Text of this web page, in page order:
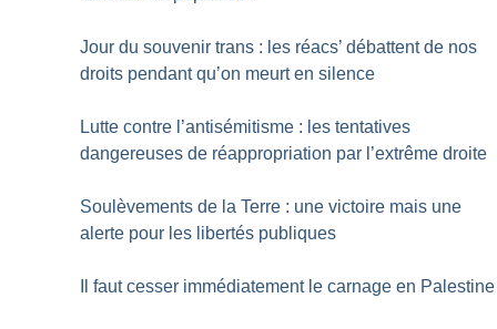
Jour du souvenir trans : les réacs’ débattent de nos
droits pendant qu’on meurt en silence
Lutte contre l’antisémitisme : les tentatives
dangereuses de réappropriation par l’extrême droite
Soulèvements de la Terre : une victoire mais une
alerte pour les libertés publiques
Il faut cesser immédiatement le carnage en Palestine